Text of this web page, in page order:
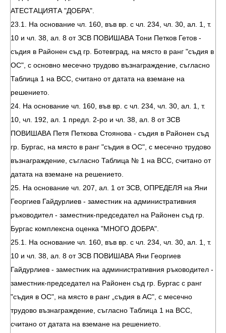
АТЕСТАЦИЯТА "ДОБРА".
23.1. На основание чл. 160, във вр. с чл. 234, чл. 30, ал. 1, т.
10 и чл. 38, ал. 8 от ЗСВ ПОВИШАВА Тони Петков Гетов -
съдия в Районен съд гр. Ботевград, на място в ранг "съдия в
ОС", с основно месечно трудово възнаграждение, съгласно
Таблица 1 на ВСС, считано от датата на вземане на
решението.
24. На основание чл. 160, във вр. с чл. 234, чл. 30, ал. 1, т.
10, чл. 192, ал. 1 предл. 2-ро и чл. 38, ал. 8 от ЗСВ
ПОВИШАВА Петя Петкова Стоянова - съдия в Районен съд
гр. Бургас, на място в ранг "съдия в ОС", с месечно трудово
възнаграждение, съгласно Таблица № 1 на ВСС, считано от
датата на вземане на решението.
25. На основание чл. 207, ал. 1 от ЗСВ, ОПРЕДЕЛЯ на Яни
Георгиев Гайдурлиев - заместник на административния
ръководител - заместник-председател на Районен съд гр.
Бургас комплексна оценка "МНОГО ДОБРА".
25.1. На основание чл. 160, във вр. с чл. 234, чл. 30, ал. 1, т.
10 и чл. 38, ал. 8 от ЗСВ ПОВИШАВА Яни Георгиев
Гайдурлиев - заместник на административния ръководител -
заместник-председател на Районен съд гр. Бургас с ранг
"съдия в ОС", на място в ранг „съдия в АС", с месечно
трудово възнаграждение, съгласно Таблица 1 на ВСС,
считано от датата на вземане на решението.